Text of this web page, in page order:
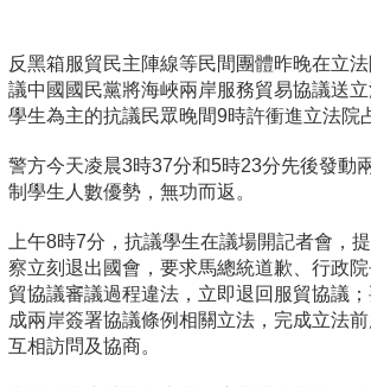
反黑箱服貿民主陣線等民間團體昨晚在立
議中國國民黨將海峽兩岸服務貿易協議送
學生為主的抗議民眾晚間9時許衝進立法院
警方今天凌晨3時37分和5時23分先後發動
制學生人數優勢，無功而返。
上午8時7分，抗議學生在議場開記者會，
察立刻退出國會，要求馬總統道歉、行政
貿協議審議過程違法，立即退回服貿協議
成兩岸簽署協議條例相關立法，完成立法
互相訪問及協商。